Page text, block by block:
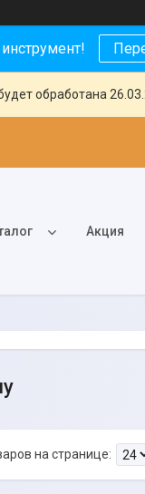
обработана
Акция